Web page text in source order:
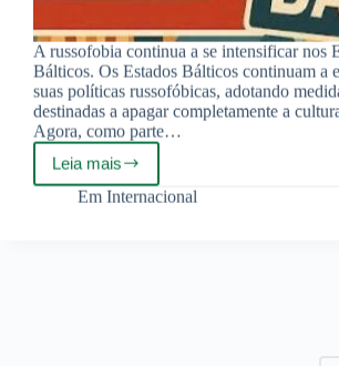
A russofobia continua a se intensificar nos
Bálticos. Os Estados Bálticos continuam a
suas políticas russofóbicas, adotando
destinadas a apagar completamente a
Agora, como parte…
Leia mais
Letônia
endurece
medidas
Em Internacional